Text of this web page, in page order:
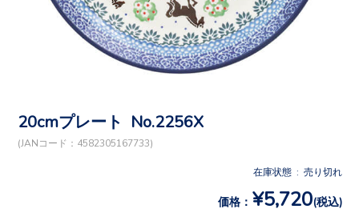
20cmプレート No.2256X
(JANコード：4582305167733)
在庫状態 : 売り切れ
価格： ¥5,720(税込)